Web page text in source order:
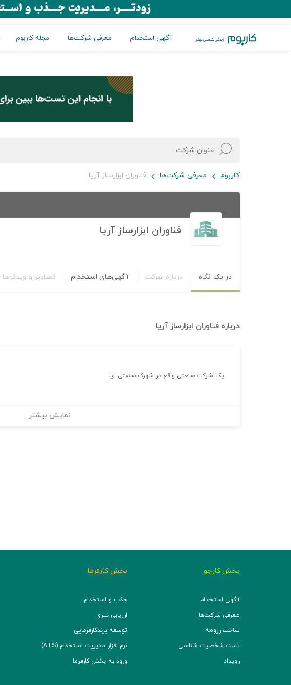
آگهی استخدام معرفی شرکت‌ها مجله کاربوم
کاربوم معرفی شرکت‌ها فناوران ابزارساز آریا
فناوران ابزارساز آریا
در یک نگاه درباره شرکت آگهی‌های استخدام تصاویر و ویدئوها
درباره فناوران ابزارساز آریا
یک شرکت صنعتی واقع در شهرک صنعتی لیا
نمایش بیشتر
بخش کارجو
آگهی استخدام
معرفی شرکت‌ها
ساخت رزومه
تست شخصیت شناسی
رویداد
بخش کارفرما
جذب و استخدام
ارزیابی نیرو
توسعه برند‌کارفرمایی
نرم افزار مدیریت استخدام (ATS)
ورود به بخش کارفرما